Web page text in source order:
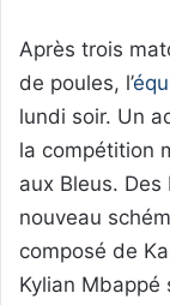
Après trois
de poules, l’
lundi soir. Un
la compétition
aux Bleus.
nouveau
composé de
Kylian Mbappé